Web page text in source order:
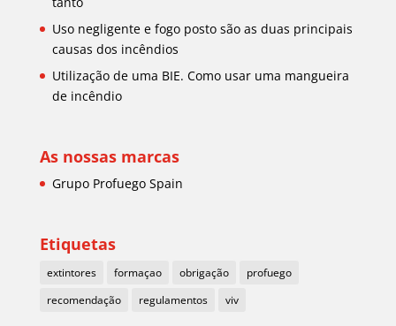
Uso negligente e fogo posto são as duas principais
causas dos incêndios
Utilização de uma BIE. Como usar uma mangueira
de incêndio
As nossas marcas
Grupo Profuego Spain
Etiquetas
extintores formaçao obrigação
profuego
recomendação
regulamentos viv